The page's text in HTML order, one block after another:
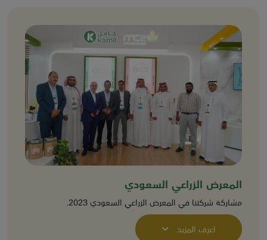
المعرض الزراعي السعودي
مشاركة شركتنا في المعرض الزراعي السعودي 2023.
اعرف المزيد